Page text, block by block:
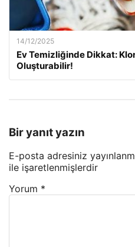
14/12/2025
Ev Temizliğinde Dikkat:
Oluşturabilir!
Bir yanıt yazın
E-posta adresiniz
ile işaretlenmişlerdir
Yorum *